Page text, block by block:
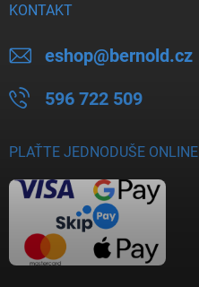
KONTAKT
eshop@bernold.cz
596 722 509
PLAŤTE JEDNODUŠE ONLINE